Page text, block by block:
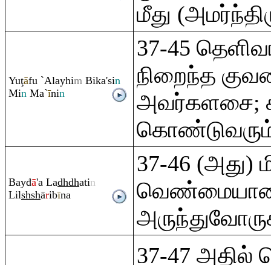
மீது
Yuţāfu `Alayhim Bika'sin
Min Ma`īnin
37-45
நிறைந்த
அவர்களசை;
Bayđā'a Ladhdhatin
Lilshshāribīna
37-46 (அது)
37-47 அதில்